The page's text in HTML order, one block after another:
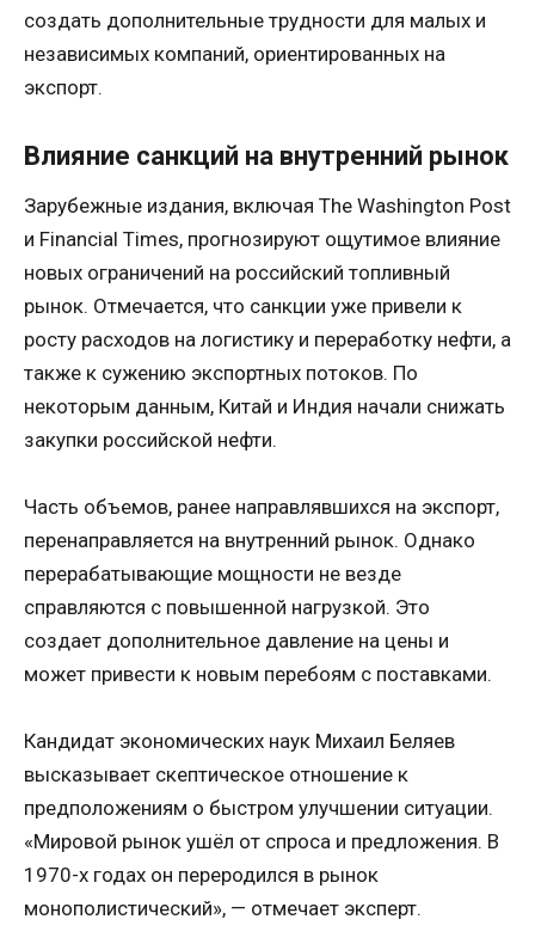
создать дополнительные трудности для малых и
независимых компаний, ориентированных на
экспорт.
Влияние санкций на внутренний рынок
Зарубежные издания, включая The Washington Post
и Financial Times, прогнозируют ощутимое влияние
новых ограничений на российский топливный
рынок. Отмечается, что санкции уже привели к
росту расходов на логистику и переработку нефти, а
также к сужению экспортных потоков. По
некоторым данным, Китай и Индия начали снижать
закупки российской нефти.
Часть объемов, ранее направлявшихся на экспорт,
перенаправляется на внутренний рынок. Однако
перерабатывающие мощности не везде
справляются с повышенной нагрузкой. Это
создает дополнительное давление на цены и
может привести к новым перебоям с поставками.
Кандидат экономических наук Михаил Беляев
высказывает скептическое отношение к
предположениям о быстром улучшении ситуации.
«Мировой рынок ушёл от спроса и предложения. В
1970-х годах он переродился в рынок
монополистический», — отмечает эксперт.